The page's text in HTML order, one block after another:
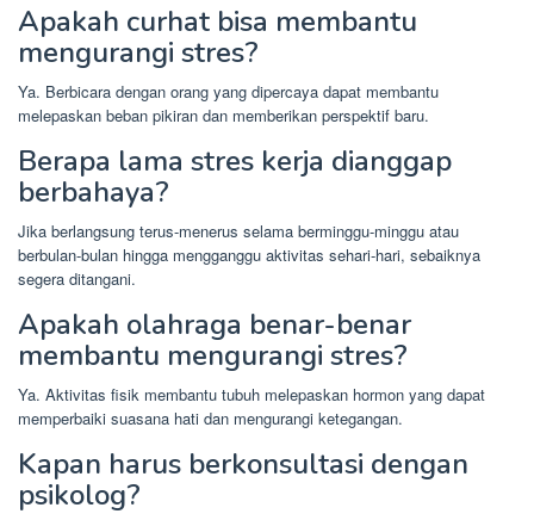
Apakah curhat bisa membantu
mengurangi stres?
Ya. Berbicara dengan orang yang dipercaya dapat membantu
melepaskan beban pikiran dan memberikan perspektif baru.
Berapa lama stres kerja dianggap
berbahaya?
Jika berlangsung terus-menerus selama berminggu-minggu atau
berbulan-bulan hingga mengganggu aktivitas sehari-hari, sebaiknya
segera ditangani.
Apakah olahraga benar-benar
membantu mengurangi stres?
Ya. Aktivitas fisik membantu tubuh melepaskan hormon yang dapat
memperbaiki suasana hati dan mengurangi ketegangan.
Kapan harus berkonsultasi dengan
psikolog?